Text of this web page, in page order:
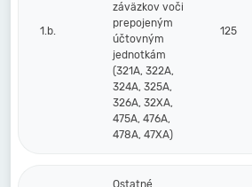
1.b.
záväzkov voči
prepojeným
účtovným
jednotkám
(321A, 322A,
324A, 325A,
326A, 32XA,
475A, 476A,
478A, 47XA)
125
Ostatné